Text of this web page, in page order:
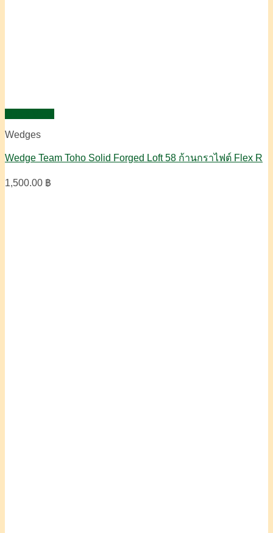
Wedges
Wedge Team Toho Solid Forged Loft 58 ก้านกราไฟต์ Flex R
1,500.00 ฿